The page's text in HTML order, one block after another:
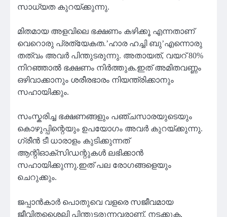
സാധ്യത കുറയ്ക്കുന്നു.
മിതമായ അളവിലെ ഭക്ഷണം കഴിക്കൂ എന്നതാണ്
വെറൊരു പ്രത്യേകത.’ഹാര ഹച്ചി ബു’എന്നൊരു
തത്വം അവർ പിന്തുടരുന്നു. അതായത്, വയറ് 80%
നിറഞ്ഞാൽ ഭക്ഷണം നിർത്തുക.ഇത് അമിതവണ്ണം
ഒഴിവാക്കാനും ശരീരഭാരം നിയന്ത്രിക്കാനും
സഹായിക്കും.
സംസ്കരിച്ച ഭക്ഷണങ്ങളും പഞ്ചസാരയുടെയും
കൊഴുപ്പിന്റെയും ഉപയോഗം അവർ കുറയ്ക്കുന്നു.
ഗ്രീൻ ടീ ധാരാളം കുടിക്കുന്നത്
ആന്റിഓക്‌സിഡന്റുകൾ ലഭിക്കാൻ
സഹായിക്കുന്നു.ഇത് പല രോഗങ്ങളെയും
ചെറുക്കും.
ജപ്പാൻകാർ പൊതുവെ വളരെ സജീവമായ
ജീവിതശൈലി പിന്തുടരുന്നവരാണ്. നടക്കുക,